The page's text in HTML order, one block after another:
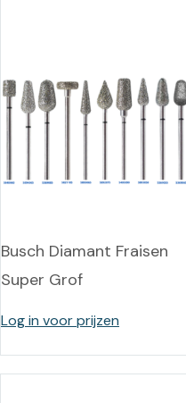
Busch Diamant Fraisen
Super Grof
Log in voor prijzen